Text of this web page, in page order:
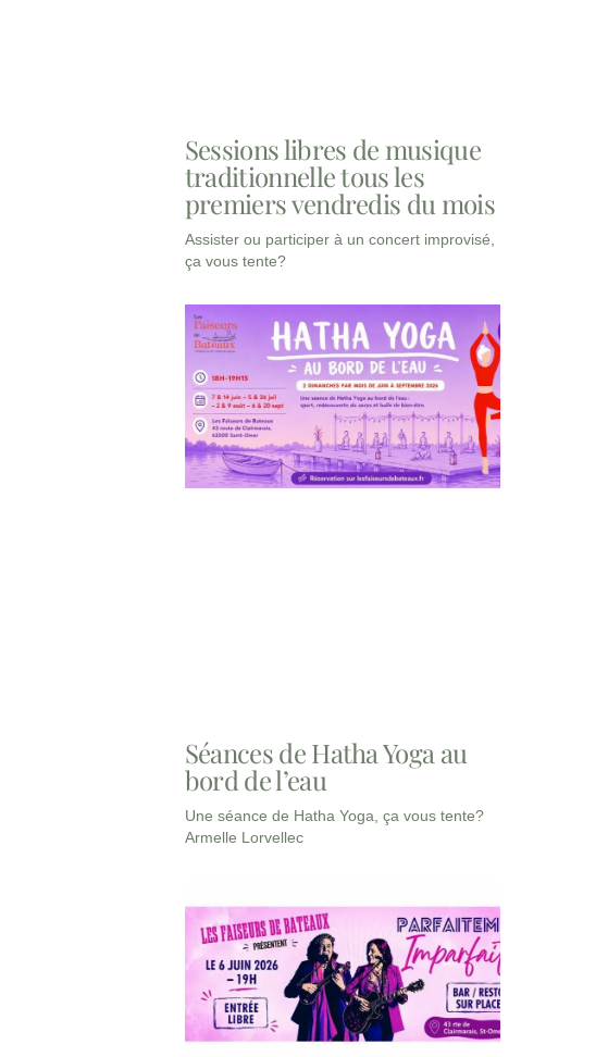
Sessions libres de musique
traditionnelle tous les
premiers vendredis du mois
Assister ou participer à un concert improvisé,
ça vous tente?
Séances de Hatha Yoga au
bord de l’eau
Une séance de Hatha Yoga, ça vous tente?
Armelle Lorvellec